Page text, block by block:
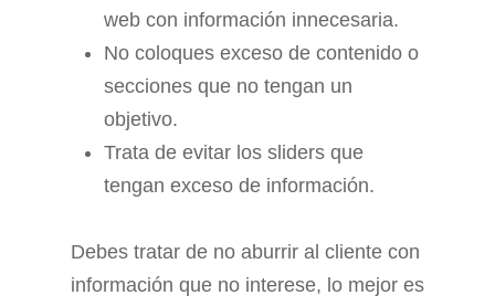
web con información innecesaria.
No coloques exceso de contenido o
secciones que no tengan un
objetivo.
Trata de evitar los sliders que
tengan exceso de información.
Debes tratar de no aburrir al cliente con
información que no interese, lo mejor es